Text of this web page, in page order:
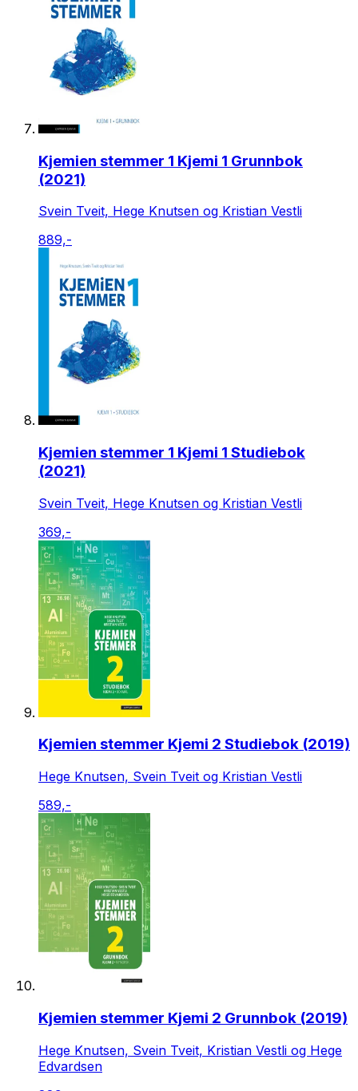
Kjemien stemmer 1 Kjemi 1 Grunnbok
(2021)
Svein Tveit, Hege Knutsen og Kristian Vestli
889,-
Kjemien stemmer 1 Kjemi 1 Studiebok
(2021)
Svein Tveit, Hege Knutsen og Kristian Vestli
369,-
Kjemien stemmer Kjemi 2 Studiebok (2019)
Hege Knutsen, Svein Tveit og Kristian Vestli
589,-
Kjemien stemmer Kjemi 2 Grunnbok (2019)
Hege Knutsen, Svein Tveit, Kristian Vestli og Hege
Edvardsen